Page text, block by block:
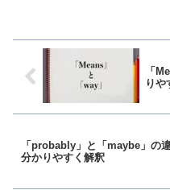
「
りや
「probably」と「maybe」の
分かりやすく解釈